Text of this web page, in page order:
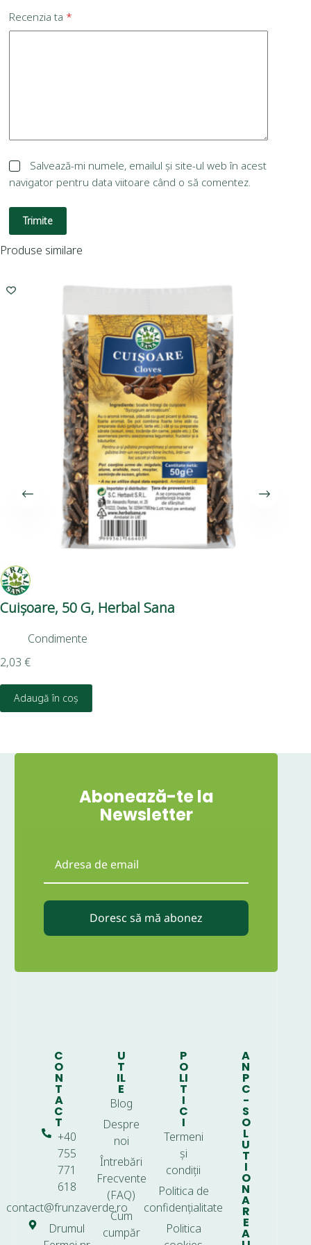
Recenzia ta *
Salvează-mi numele, emailul și site-ul web în acest
navigator pentru data viitoare când o să comentez.
Trimite
Produse similare
Cuișoare, 50 G, Herbal Sana
Condimente
2,03 €
Adaugă în coș
Abonează-te la
Newsletter
Doresc să mă abonez
C
O
N
T
A
C
T
+40
755
771
618
contact@frunzaverde.ro
Drumul
U
T
IL
E
Blog
Despre
noi
Întrebări
Frecvente
(FAQ)
Cum
cumpăr
P
O
LI
T
I
C
I
Termeni
și
condiții
Politica de
confidențialitate
Politica
A
N
P
C
-
S
O
L
U
T
I
O
N
A
R
E
A